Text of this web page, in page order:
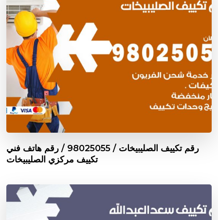
رقم تكييف الصليبيخات / 98025055 / رقم هاتف فني
تكييف مركزي الصليبيخات